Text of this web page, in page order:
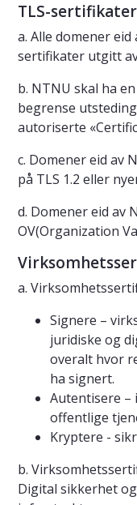
TLS-sertifikater
a. Alle domener
sertifikater utgitt
b. NTNU skal ha
begrense
autoriserte
c. Domener eid av
på TLS 1.2 eller
d. Domener eid av
OV(Organization
a.
Signere –
juridiske og
overalt hvor
ha signert.
Autentisere –
offentlige
Kryptere -
b.
Digital sikkerhet